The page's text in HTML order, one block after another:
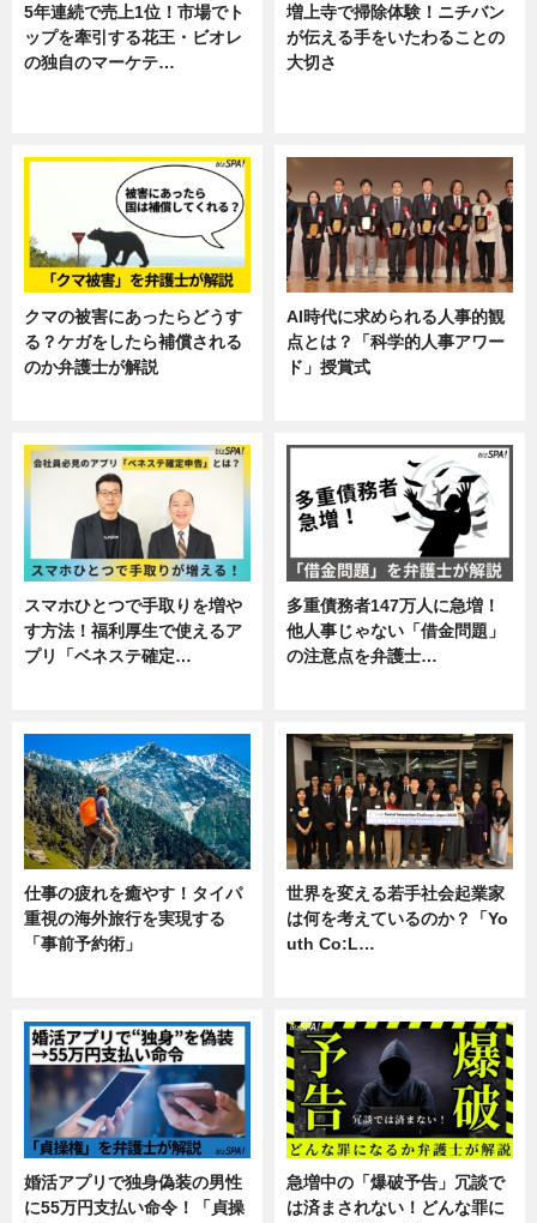
5年連続で売上1位！市場でト
ップを牽引する花王・ビオレ
の独自のマーケテ…
増上寺で掃除体験！ニチバン
が伝える手をいたわることの
大切さ
クマの被害にあったらどうす
る？ケガをしたら補償される
のか弁護士が解説
AI時代に求められる人事的観
点とは？「科学的人事アワー
ド」授賞式
スマホひとつで手取りを増や
す方法！福利厚生で使えるア
プリ「ベネステ確定…
多重債務者147万人に急増！
他人事じゃない「借金問題」
の注意点を弁護士…
仕事の疲れを癒やす！タイパ
重視の海外旅行を実現する
「事前予約術」
世界を変える若手社会起業家
は何を考えているのか？「Yo
uth Co:L…
婚活アプリで独身偽装の男性
に55万円支払い命令！「貞操
急増中の「爆破予告」冗談で
は済まされない！どんな罪に